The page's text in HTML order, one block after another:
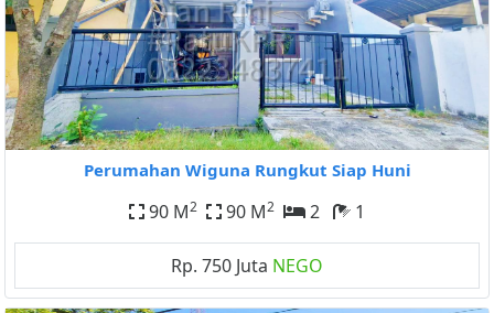
Perumahan Wiguna Rungkut Siap Huni
90 M2 90 M2 2 1
Rp. 750 Juta NEGO